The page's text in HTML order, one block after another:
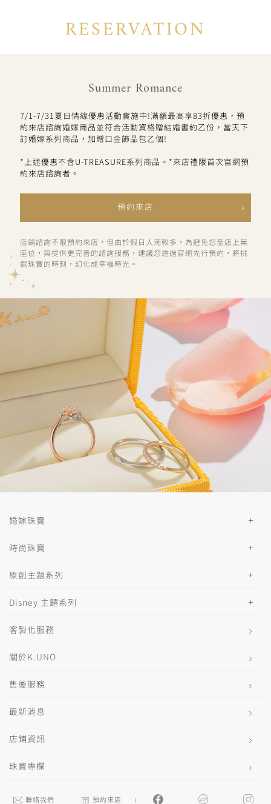
RESERVATION
Summer Romance
7/1-7/31夏日情緣優惠活動實施中!滿額最高享83折優惠，預
約來店諮詢婚嫁商品並符合活動資格贈結婚書約乙份，當天下
訂婚嫁系列商品，加贈口金飾品包乙個!
*上述優惠不含U-TREASURE系列商品。*來店禮限首次官網預
約來店諮詢者。
預約來店
店鋪諮詢不限預約來店，但由於假日人潮較多，為避免您至店上無
座位，與提供更完善的諮詢服務，建議您透過官網先行預約，將挑
選珠寶的時刻，幻化成幸福時光。
婚嫁珠寶
時尚珠寶
原創主題系列
Disney 主題系列
客製化服務
關於K.UNO
售後服務
最新消息
店鋪資訊
珠寶專欄
聯絡我們 預約來店